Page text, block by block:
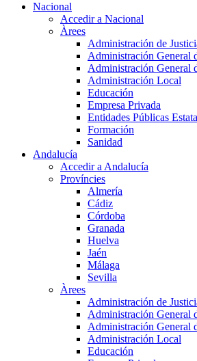
Nacional
Accedir a Nacional
Àrees
Administración de
Administración General
Administración General
Administración Local
Educación
Empresa Privada
Entidades Públicas
Formación
Sanidad
Andalucía
Accedir a Andalucía
Províncies
Almería
Cádiz
Córdoba
Granada
Huelva
Jaén
Málaga
Sevilla
Àrees
Administración de
Administración General
Administración General
Administración Local
Educación